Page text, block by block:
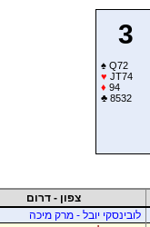
3
♠Q72
♥ JT74
♦ 94
♣8532
צפון - דרום
לובינסקי יובל - מרק מיכה